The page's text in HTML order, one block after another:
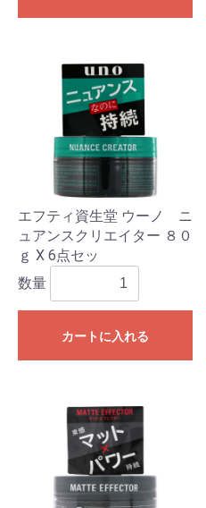
エフティ資生堂 ウーノ ニ
ュアンスクリエイター ８０
ｇ X 6点セッ
数量
カートに入れる